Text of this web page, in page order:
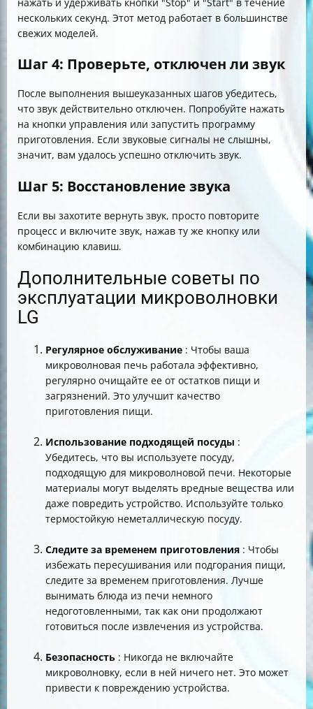
нескольких секунд. Этот метод работает в большинстве
свежих моделей.
Шаг 4: Проверьте, отключен ли звук
После выполнения вышеуказанных шагов убедитесь,
что звук действительно отключен. Попробуйте нажать
на кнопки управления или запустить программу
приготовления. Если звуковые сигналы не слышны,
значит, вам удалось успешно отключить звук.
Шаг 5: Восстановление звука
Если вы захотите вернуть звук, просто повторите
процесс и включите звук, нажав ту же кнопку или
комбинацию клавиш.
Дополнительные советы по
эксплуатации микроволновки
LG
Регулярное обслуживание : Чтобы ваша
микроволновая печь работала эффективно,
регулярно очищайте ее от остатков пищи и
загрязнений. Это улучшит качество
приготовления пищи.
Использование подходящей посуды :
Убедитесь, что вы используете посуду,
подходящую для микроволновой печи. Некоторые
материалы могут выделять вредные вещества или
даже повредить устройство. Используйте только
термостойкую неметаллическую посуду.
Следите за временем приготовления : Чтобы
избежать пересушивания или подгорания пищи,
следите за временем приготовления. Лучше
вынимать блюда из печи немного
недоготовленными, так как они продолжают
готовиться после извлечения из устройства.
Безопасность : Никогда не включайте
микроволновку, если в ней ничего нет. Это может
привести к повреждению устройства.